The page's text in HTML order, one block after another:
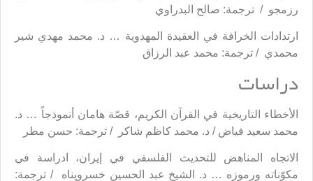
رزمجو / ترجمة: صالح البدراوي
ارتدادات الخرافة في العقيدة المهدوية … د. محمد مهدي شير
محمدي / ترجمة: محمد عبد الرزاق
دراسات
الأخطاء التاريخية في القرآن الكريم، قصّة هامان أنموذجاً … د.
محمد سعيد فياض / د. محمد كاظم شاكر / ترجمة: حسن مطر
الاتجاه المناهض للتحديث الفلسفي في إيران، ادراسة في
مكوّناته ورموزه … د. الشيخ عبد الحسين خسروپناه / ترجمة: